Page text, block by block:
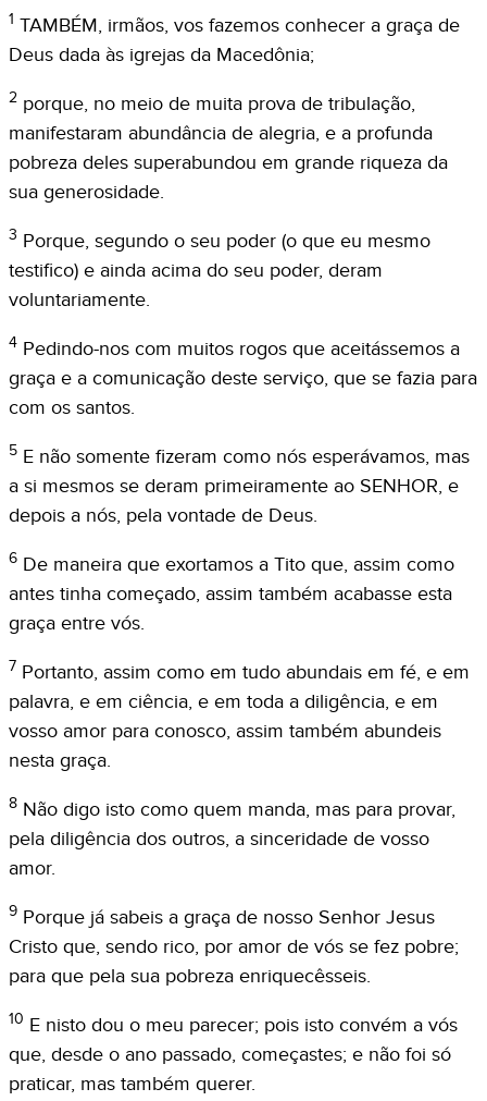
1 TAMBÉM, irmãos, vos fazemos conhecer a graça de
Deus dada às igrejas da Macedônia;
2 porque, no meio de muita prova de tribulação,
manifestaram abundância de alegria, e a profunda
pobreza deles superabundou em grande riqueza da
sua generosidade.
3 Porque, segundo o seu poder (o que eu mesmo
testifico) e ainda acima do seu poder, deram
voluntariamente.
4 Pedindo-nos com muitos rogos que aceitássemos a
graça e a comunicação deste serviço, que se fazia para
com os santos.
5 E não somente fizeram como nós esperávamos, mas
a si mesmos se deram primeiramente ao SENHOR, e
depois a nós, pela vontade de Deus.
6 De maneira que exortamos a Tito que, assim como
antes tinha começado, assim também acabasse esta
graça entre vós.
7 Portanto, assim como em tudo abundais em fé, e em
palavra, e em ciência, e em toda a diligência, e em
vosso amor para conosco, assim também abundeis
nesta graça.
8 Não digo isto como quem manda, mas para provar,
pela diligência dos outros, a sinceridade de vosso
amor.
9 Porque já sabeis a graça de nosso Senhor Jesus
Cristo que, sendo rico, por amor de vós se fez pobre;
para que pela sua pobreza enriquecêsseis.
10 E nisto dou o meu parecer; pois isto convém a vós
que, desde o ano passado, começastes; e não foi só
praticar, mas também querer.